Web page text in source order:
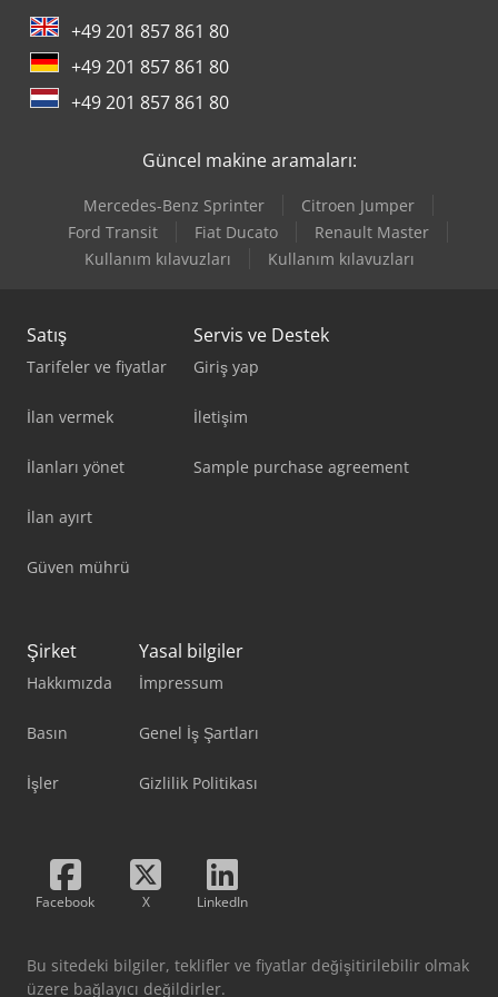
Volvo Damperli Kamyon
+49 201 857 861 80
+49 201 857 861 80
+49 201 857 861 80
Güncel makine aramaları:
Mercedes-Benz Sprinter
Citroen Jumper
Ford Transit
Fiat Ducato
Renault Master
Kullanım kılavuzları
Kullanım kılavuzları
Satış
Tarifeler ve fiyatlar
İlan vermek
İlanları yönet
İlan ayırt
Güven mührü
Servis ve Destek
Giriş yap
İletişim
Sample purchase agreement
Şirket
Hakkımızda
Basın
İşler
Yasal bilgiler
İmpressum
Genel İş Şartları
Gizlilik Politikası
Facebook X LinkedIn
Bu sitedeki bilgiler, teklifler ve fiyatlar değişitirilebilir olmak
üzere bağlayıcı değildirler.